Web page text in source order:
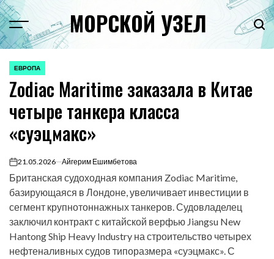
Перейти
к
содержимому
Menu МОРСКОЙ УЗЕЛ
ОПУБЛИКОВАНО
В
ЕВРОПА
Zodiac Maritime заказала в Китае
четыре танкера класса
«суэцмакс»
on21.05.2026 Айгерим Ешимбетова
Британская судоходная компания Zodiac Maritime,
базирующаяся в Лондоне, увеличивает инвестиции в
сегмент крупнотоннажных танкеров. Судовладелец
заключил контракт с китайской верфью Jiangsu New
Hantong Ship Heavy Industry на строительство четырех
нефтеналивных судов типоразмера «суэцмакс». С